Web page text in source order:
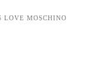
LOVE MOSCHINO